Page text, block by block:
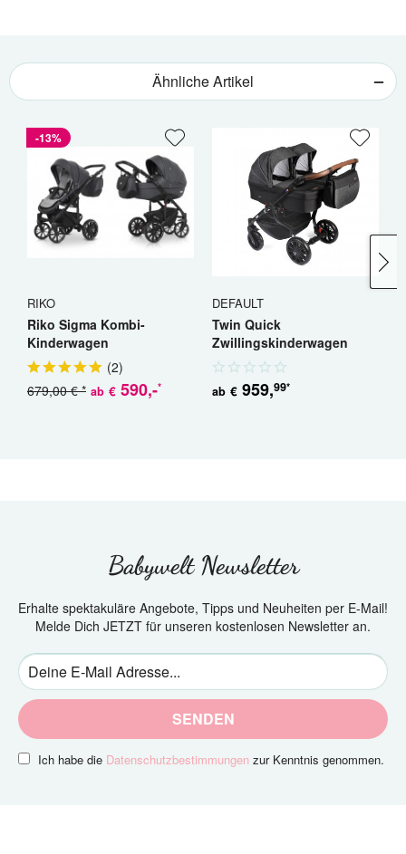
Ähnliche Artikel
-13%
RIKO
Riko Sigma Kombi-
Kinderwagen
(2)
ab € 590,-*
679,00 € *
DEFAULT
Twin Quick
Zwillingskinderwagen
Geschwisterwagen
ab € 959,99*
Babywelt Newsletter
Erhalte spektakuläre Angebote, Tipps und Neuheiten per E-Mail!
Melde Dich JETZT für unseren kostenlosen Newsletter an.
SENDEN
Ich habe die Datenschutzbestimmungen zur Kenntnis genommen.